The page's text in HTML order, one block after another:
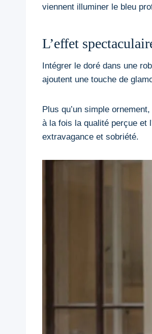
viennent illuminer le bleu
L’effet
Intégrer le doré dans une
ajoutent une touche de
Plus qu’un simple
à la fois la qualité perçue et
extravagance et sobriété.